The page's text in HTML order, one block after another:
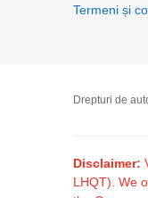
Termeni și
Drepturi de
Disclaimer:
LHQT). We